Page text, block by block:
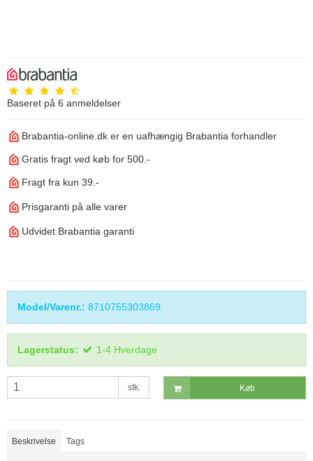
Baseret på 6 anmeldelser
Brabantia-online.dk er en uafhængig Brabantia forhandler
Gratis fragt ved køb for 500.-
Fragt fra kun 39.-
Prisgaranti på alle varer
Udvidet Brabantia garanti
Model/Varenr.: 8710755303869
Lagerstatus: 1-4 Hverdage
stk. Køb
Beskrivelse Tags